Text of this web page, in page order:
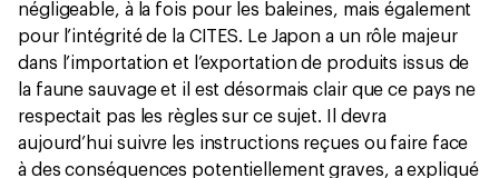
négligeable, à la fois pour les baleines, mais également
pour l’intégrité de la CITES. Le Japon a un rôle majeur
dans l’importation et l’exportation de produits issus de
la faune sauvage et il est désormais clair que ce pays ne
respectait pas les règles sur ce sujet. Il devra
aujourd’hui suivre les instructions reçues ou faire face
à des conséquences potentiellement graves, a expliqué